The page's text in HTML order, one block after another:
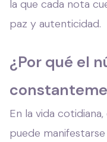
la que cada nota
paz y autenticidad.
¿Por qué el
En la vida
puede